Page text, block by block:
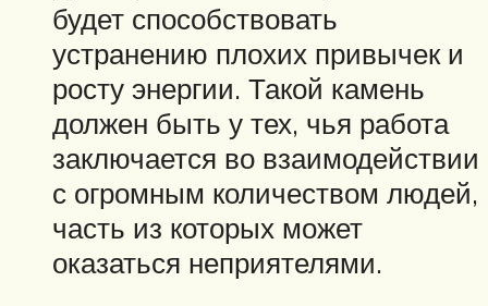
будет способствовать
устранению плохих привычек и
росту энергии. Такой камень
должен быть у тех, чья работа
заключается во взаимодействии
с огромным количеством людей,
часть из которых может
оказаться неприятелями.